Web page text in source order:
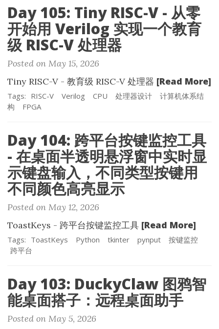
Day 105: Tiny RISC-V - 从零
开始用 Verilog 实现一个教育
级 RISC-V 处理器
Posted on May 15, 2026
Tiny RISC-V - 教育级 RISC-V 处理器 [Read More]
Tags: RISC-V Verilog CPU 处理器设计
计算机体系结
构
FPGA
Day 104: 跨平台按键监控工具
- 在桌面半透明悬浮窗中实时显
示键盘输入，不同类型按键用
不同颜色高亮显示
Posted on May 12, 2026
ToastKeys - 跨平台按键监控工具 [Read More]
Tags: ToastKeys Python tkinter pynput
按键监控
跨平台
Day 103: DuckyClaw 图鸦智
能桌面搭子：远程桌面助手
Posted on May 5, 2026